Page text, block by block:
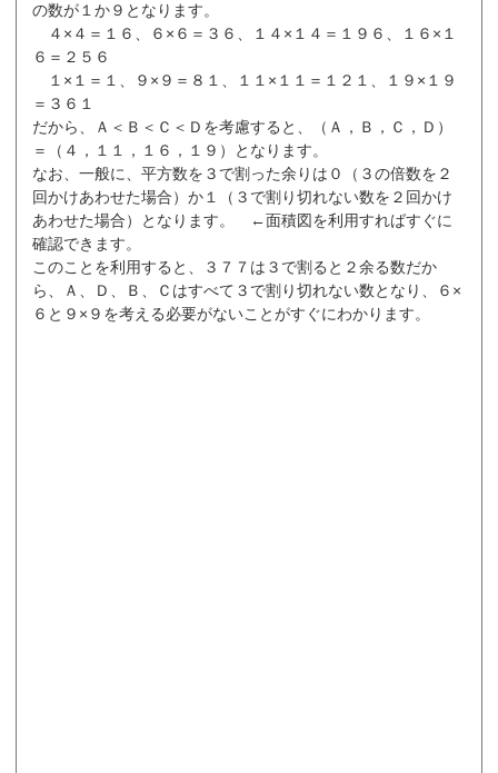
の数が１か９となります。
４×４＝１６、６×６＝３６、１４×１４＝１９６、１６×１
６＝２５６
１×１＝１、９×９＝８１、１１×１１＝１２１、１９×１９
＝３６１
だから、Ａ＜Ｂ＜Ｃ＜Ｄを考慮すると、（Ａ，Ｂ，Ｃ，Ｄ）
＝（４，１１，１６，１９）となります。
なお、一般に、平方数を３で割った余りは０（３の倍数を２
回かけあわせた場合）か１（３で割り切れない数を２回かけ
あわせた場合）となります。 ←面積図を利用すればすぐに
確認できます。
このことを利用すると、３７７は３で割ると２余る数だか
ら、Ａ、Ｄ、Ｂ、Ｃはすべて３で割り切れない数となり、６×
６と９×９を考える必要がないことがすぐにわかります。